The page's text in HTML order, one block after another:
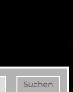
Suchen